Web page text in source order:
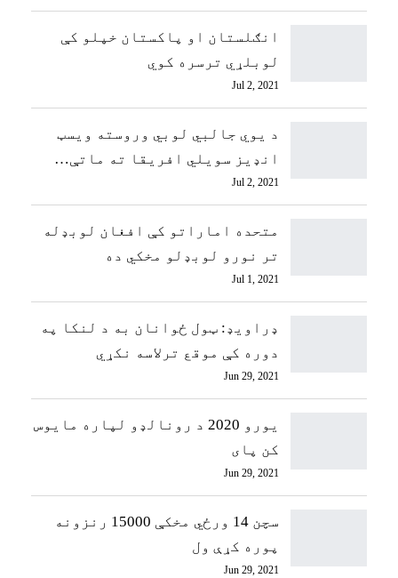
انګلستان او پاکستان خپلو کې
لوبلړي ترسره کوي
Jul 2, 2021
د یوي جالبي لوبي وروسته ویسټ
انډیز سویلي افریقا ته ماتې…
Jul 2, 2021
متحده اماراتو کې افغان لوبډله
تر نورو لوبډلو مخکي ده
Jul 1, 2021
ډراویډ: ټول ځوانان به د لنکا په
دوره کې موقع ترلاسه نکړي
Jun 29, 2021
یورو 2020 د رونالډو لپاره مایوس
کن پای
Jun 29, 2021
سچن 14 ورځي مخکې 15000 رنزونه
پوره کړې ول
Jun 29, 2021